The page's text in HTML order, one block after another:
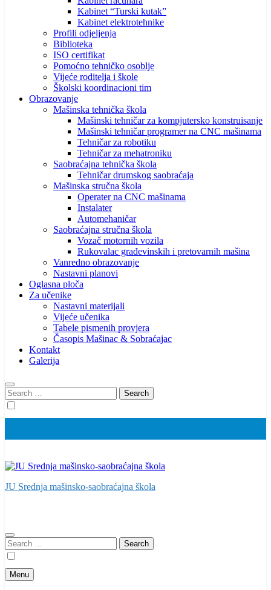
Kabinet “Turski kutak”
Kabinet elektrotehnike
Profili odjeljenja
Biblioteka
ISO certifikat
Pomoćno tehničko osoblje
Vijeće roditelja i škole
Školski koordinacioni tim
Obrazovanje
Mašinska tehnička škola
Mašinski tehničar za kompjutersko konstruisanje
Mašinski tehničar programer na CNC mašinama
Tehničar za robotiku
Tehničar za mehatroniku
Saobraćajna tehnička škola
Tehničar drumskog saobraćaja
Mašinska stručna škola
Operater na CNC mašinama
Instalater
Automehaničar
Saobraćajna stručna škola
Vozač motornih vozila
Rukovalac građevinskih i pretovarnih mašina
Vanredno obrazovanje
Nastavni planovi
Oglasna ploča
Za učenike
Nastavni materijali
Vijeće učenika
Tabele pismenih provjera
Časopis Mašinac & Sobraćajac
Kontakt
Galerija
Search
for:
JU Srednja mašinsko-saobraćajna škola
Search
for:
Menu